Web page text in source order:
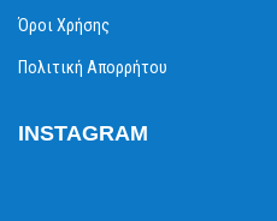
Όροι Χρήσης
Πολιτική Απορρήτου
INSTAGRAM